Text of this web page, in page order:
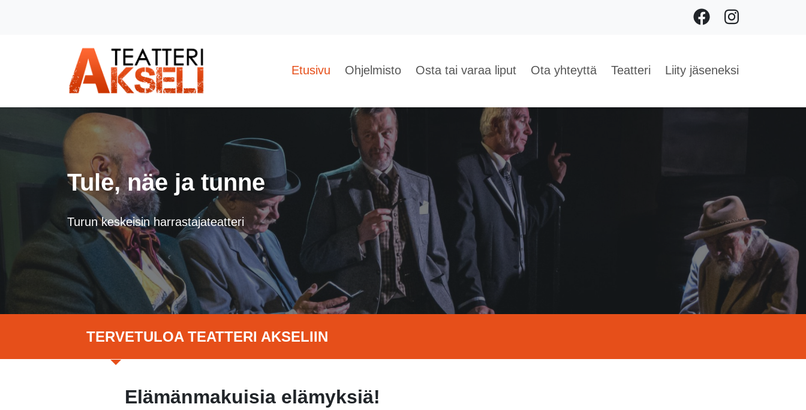
FacebookInstagram
Etusivu Ohjelmisto Osta tai varaa liput Ota yhteyttä Teatteri Liity jäseneksi
Tule, näe ja tunne
Turun keskeisin harrastajateatteri
TERVETULOA TEATTERI AKSELIIN
Elämänmakuisia elämyksiä!